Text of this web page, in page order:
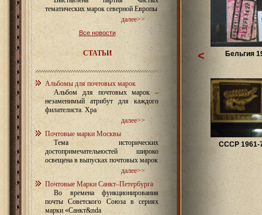
тематических марок северной Европы
далее>>
Все новости
СТАТЬИ
Альбомы для почтовых марок
Альбом для почтовых марок –
незаменимый атрибут для каждого
филателиста. Хра
далее>>
Почтовые марки Москвы
Тема исторических
достопримечательностей широко
освещена в выпусках почтовых марок
далее>>
Почтовые Марки Санкт–Петербурга
Во времена функционирования
почты Советского Союза в сериях
марки «Санкт&nda
Бельгия
СССР 1961-
<